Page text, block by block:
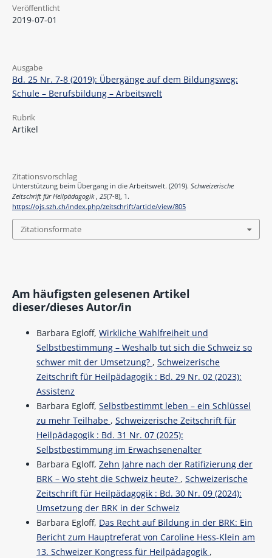
Veröffentlicht
2019-07-01
Ausgabe
Bd. 25 Nr. 7-8 (2019): Übergänge auf dem Bildungsweg:
Schule – Berufsbildung – Arbeitswelt
Rubrik
Artikel
Zitationsvorschlag
Unterstützung beim Übergang in die Arbeitswelt. (2019). Schweizerische
Zeitschrift für Heilpädagogik , 25(7-8), 1.
https://ojs.szh.ch/index.php/zeitschrift/article/view/805
Zitationsformate
Am häufigsten gelesenen Artikel
dieser/dieses Autor/in
Barbara Egloff, Wirkliche Wahlfreiheit und
Selbstbestimmung – Weshalb tut sich die Schweiz so
schwer mit der Umsetzung? , Schweizerische
Zeitschrift für Heilpädagogik : Bd. 29 Nr. 02 (2023):
Assistenz
Barbara Egloff, Selbstbestimmt leben – ein Schlüssel
zu mehr Teilhabe , Schweizerische Zeitschrift für
Heilpädagogik : Bd. 31 Nr. 07 (2025):
Selbstbestimmung im Erwachsenenalter
Barbara Egloff, Zehn Jahre nach der Ratifizierung der
BRK – Wo steht die Schweiz heute? , Schweizerische
Zeitschrift für Heilpädagogik : Bd. 30 Nr. 09 (2024):
Umsetzung der BRK in der Schweiz
Barbara Egloff, Das Recht auf Bildung in der BRK: Ein
Bericht zum Hauptreferat von Caroline Hess-Klein am
13. Schweizer Kongress für Heilpädagogik ,